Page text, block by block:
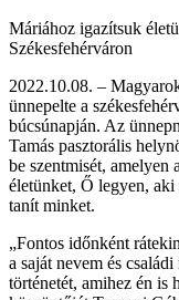
Máriához igazítsuk
Székesfehérváron
2022.10.08. –
ünnepelte a
búcsúnapján. Az
Tamás pasztorális
be szentmisét,
életünket, Ő legyen, aki
tanít minket.
„Fontos időnként
a saját nevem és
történetét, amihez én is